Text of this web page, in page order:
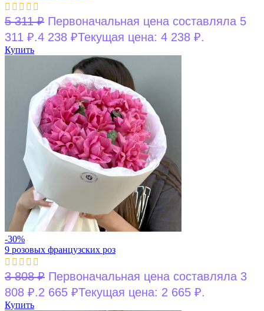
5 311₽ Первоначальная цена составляла 5
311 ₽.4 238 ₽Текущая цена: 4 238 ₽.
Купить
-30%
9 розовых французских роз
3 808₽ Первоначальная цена составляла 3
808 ₽.2 665 ₽Текущая цена: 2 665 ₽.
Купить